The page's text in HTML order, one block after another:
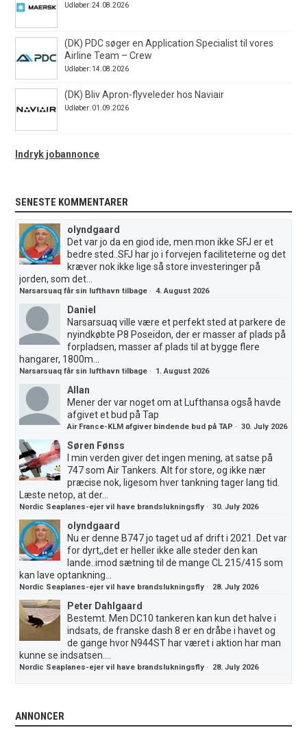
Udløber: 24.08.2026
(DK) PDC søger en Application Specialist til vores
Airline Team – Crew
Udløber: 14.08.2026
(DK) Bliv Apron-flyveleder hos Naviair
Udløber: 01.09.2026
Indryk jobannonce
SENESTE KOMMENTARER
olyndgaard
Det var jo da en giod ide, men mon ikke SFJ er et
bedre sted..SFJ har jo i forvejen faciliteterne og det
kræver nok ikke lige så store investeringer på
jorden, som det...
Narsarsuaq får sin lufthavn tilbage ·4. August 2026
Daniel
Narsarsuaq ville være et perfekt sted at parkere de
nyindkøbte P8 Poseidon, der er masser af plads på
forpladsen, masser af plads til at bygge flere
hangarer, 1800m...
Narsarsuaq får sin lufthavn tilbage · 1. August 2026
Allan
Mener der var noget om at Lufthansa også havde
afgivet et bud på Tap
Air France-KLM afgiver bindende bud på TAP ·30. July 2026
Søren Fønss
I min verden giver det ingen mening, at satse på
747 som Air Tankers. Alt for store, og ikke nær
præcise nok, ligesom hver tankning tager lang tid.
Læste netop, at der...
Nordic Seaplanes-ejer vil have brandslukningsfly ·30. July 2026
olyndgaard
Nu er denne B747 jo taget ud af drift i 2021. Det var
for dyrt,,det er heller ikke alle steder den kan
lande..imod sætning til de mange CL 215/415 som
kan lave optankning...
Nordic Seaplanes-ejer vil have brandslukningsfly · 28. July 2026
Peter Dahlgaard
Bestemt. Men DC10 tankeren kan kun det halve i
indsats, de franske dash 8 er en dråbe i havet og
de gange hvor N944ST har været i aktion har man
kunne se indsatsen....
Nordic Seaplanes-ejer vil have brandslukningsfly · 28. July 2026
ANNONCER